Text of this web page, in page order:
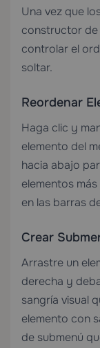
Una vez que
constructor de
controlar el
soltar.
Reordenar
Haga clic y
elemento del
hacia abajo
elementos
en las barras
Crear
Arrastre un
derecha y
sangría visual
elemento con
de submenú